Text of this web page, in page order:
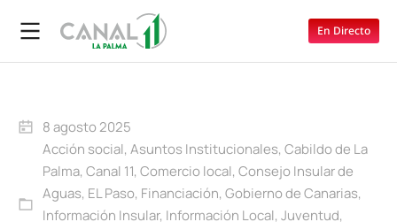
En Directo
8 agosto 2025
Acción social, Asuntos Institucionales, Cabildo de La
Palma, Canal 11, Comercio local, Consejo Insular de
Aguas, EL Paso, Financiación, Gobierno de Canarias,
Información Insular, Información Local, Juventud,